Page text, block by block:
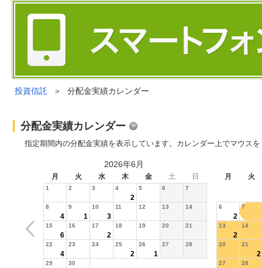
投資信託 ＞ 分配金実績カレンダー
分配金実績カレンダー
指定期間内の分配金実績を表示しています。カレンダー上でマウス
2026年6月
月 火 水 木 金 土 日 月 火
1 2 3 4
2
5 6 7
8
4
9
1
10
3
11 12 13 14
15
6
16 17
2
18 19 20 21
22
4
23 24 25
2
26
1
27 28
29 30
6
2
7
13
2
14
20 21
2
27 28